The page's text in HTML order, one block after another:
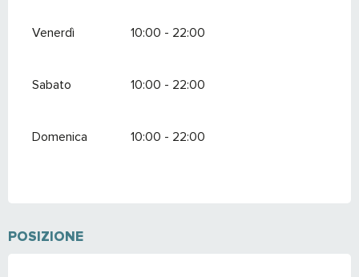
Venerdì 10:00 - 22:00
Sabato 10:00 - 22:00
Domenica 10:00 - 22:00
POSIZIONE